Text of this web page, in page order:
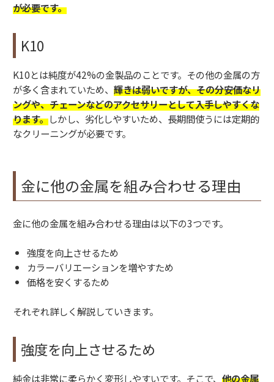
が必要です。
K10
K10とは純度が42%の金製品のことです。その他の金属の方
が多く含まれていため、 輝きは弱いですが、その分安価なリ
ングや、チェーンなどのアクセサリーとして入手しやすくな
ります。しかし、劣化しやすいため、長期間使うには定期的
なクリーニングが必要です。
金に他の金属を組み合わせる理由
金に他の金属を組み合わせる理由は以下の3つです。
強度を向上させるため
カラーバリエーションを増やすため
価格を安くするため
それぞれ詳しく解説していきます。
強度を向上させるため
純金は非常に柔らかく変形しやすいです。そこで、 他の金属